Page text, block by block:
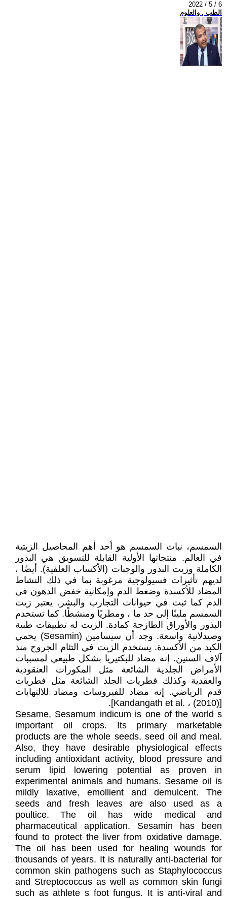
2022 / 5 / 6
الطب , والعلوم
السمسم، نبات السمسم هو أحد أهم المحاصيل الزيتية
في العالم. منتجاتها الأولية القابلة للتسويق هي البذور
الكاملة وزيت البذور والوجبات (الأكساب العلفية). أيضًا ،
لديهم تأثيرات فسيولوجية مرغوبة بما في ذلك النشاط
المضاد للأكسدة وضغط الدم وإمكانية خفض الدهون في
الدم كما ثبت في حيوانات التجارب والبشر. يعتبر زيت
السمسم ملينًا إلى حد ما ، ومطريًا ومنشطًا. كما تستخدم
البذور والأوراق الطازجة كمادة. الزيت له تطبيقات طبية
وصيدلانية واسعة. وجد أن سيسامين (Sesamin) يحمي
الكبد من الأكسدة. يستخدم الزيت في التئام الجروح منذ
آلاف السنين. إنه مضاد للبكتيريا بشكل طبيعي لمسببات
الأمراض الجلدية الشائعة مثل المكورات العنقودية
والعقدية وكذلك فطريات الجلد الشائعة مثل فطريات
قدم الرياضي. إنه مضاد للفيروسات ومضاد للالتهابات
[Kandangath et al. ، (2010)].
Sesame, Sesamum indicum is one of the world s
important oil crops. Its primary marketable
products are the whole seeds, seed oil and meal.
Also, they have desirable physiological effects
including antioxidant activity, blood pressure and
serum lipid lowering potential as proven in
experimental animals and humans. Sesame oil is
mildly laxative, emollient and demulcent. The
seeds and fresh leaves are also used as a
poultice. The oil has wide medical and
pharmaceutical application. Sesamin has been
found to protect the liver from oxidative damage.
The oil has been used for healing wounds for
thousands of years. It is naturally anti-bacterial for
common skin pathogens such as Staphylococcus
and Streptococcus as well as common skin fungi
such as athlete s foot fungus. It is anti-viral and